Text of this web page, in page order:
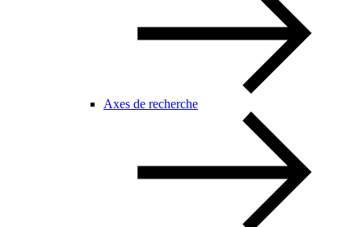
Axes de recherche